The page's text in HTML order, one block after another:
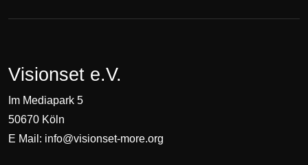
Visionset e.V.
Im Mediapark 5
50670 Köln
E Mail: info@visionset-more.org